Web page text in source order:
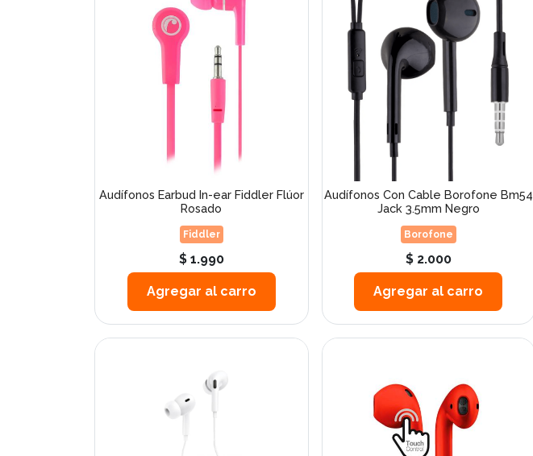
Audífonos Earbud In-ear Fiddler Flúor
Rosado
Fiddler
$ 1.990
Agregar al carro
Audífonos Con Cable Borofone Bm54
Jack 3.5mm Negro
Borofone
$ 2.000
Agregar al carro